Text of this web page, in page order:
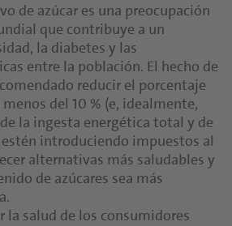
de azúcar es una preocupación
que contribuye a un
la diabetes y las
entre la población. El hecho de
reducir el porcentaje
del 10 % (e, idealmente,
la ingesta energética total y de
introduciendo impuestos al
alternativas más saludables y
de azúcares sea más
la salud de los consumidores